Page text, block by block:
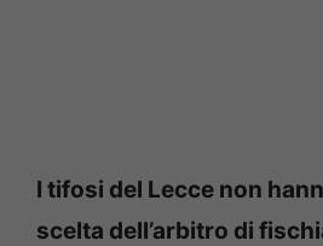
I tifosi del Lecce non
scelta dell’arbitro di